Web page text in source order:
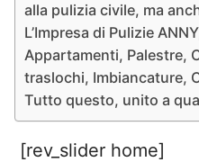
alla pulizia civile, ma
L’Impresa di Pulizie
Appartamenti, Palestre,
traslochi, Imbiancature,
Tutto questo, unito a
[rev_slider home]